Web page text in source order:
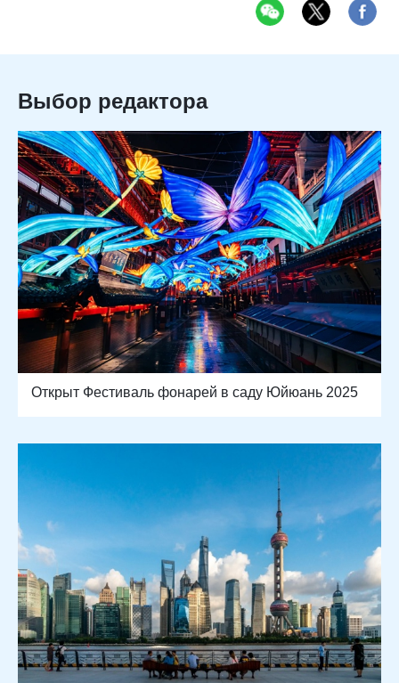
Выбор редактора
Открыт Фестиваль фонарей в саду Юйюань 2025